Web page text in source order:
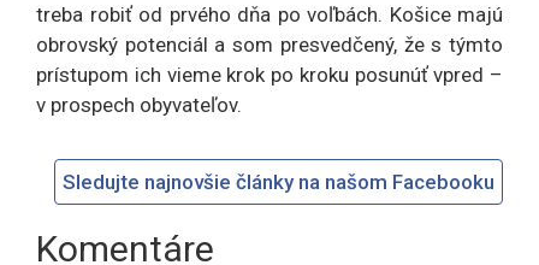
treba robiť od prvého dňa po voľbách. Košice majú
obrovský potenciál a som presvedčený, že s týmto
prístupom ich vieme krok po kroku posunúť vpred –
v prospech obyvateľov.
Sledujte najnovšie články na našom Facebooku
Komentáre